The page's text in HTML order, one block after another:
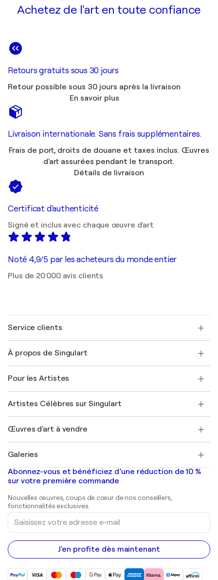
Achetez de l'art en toute confiance
Retours gratuits sous 30 jours
Retour possible sous 30 jours après la livraison
En savoir plus
Livraison internationale. Sans frais supplémentaires.
Frais de port, droits de douane et taxes inclus. Œuvres
d'art assurées pendant le transport.
Détails de livraison
Certificat d'authenticité
Signé et inclus avec chaque œuvre d'art
Noté 4,9/5 par les acheteurs du monde entier
Plus de 20 000 avis clients
Service clients
Expédition
Offrir une carte cadeau
Rejoignez notre programme commercial
Mon compte
+33 1 76 44 06 42
À propos de Singulart
FAQ
Magazine Singulart
Emplois
Découvrez une sélection d'art original
Pour les Artistes
Se connecter en tant qu'Artiste
Artistes Célèbres sur Singulart
Marc Chagall
Banksy
Mr. Brainwash
Shepard Fairey
Œuvres d'art à vendre
Tableaux abstraits à vendre
Peintures de paysage
Estampes
Peintures acryliques
Galeries
Galeries d'art en France
Galeries d'art en Belgique
Abonnez-vous et bénéficiez d’une réduction de 10 %
sur votre première commande
Nouvelles œuvres, coups de cœur de nos conseillers,
fonctionnalités exclusives.
Saisissez
votre
adresse
e-
mail
J'en profite dès maintenant